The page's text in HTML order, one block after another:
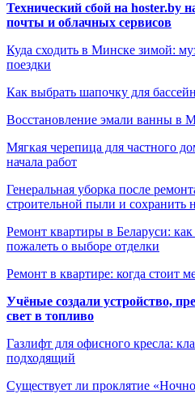
Технический сбой на hoster.by
почты и облачных сервисов
Куда сходить в Минске зимой:
поездки
Как выбрать шапочку для
Восстановление эмали ванны в
Мягкая черепица для частного
начала работ
Генеральная уборка после
строительной пыли и сохранить
Ремонт квартиры в Беларуси:
пожалеть о выборе отделки
Ремонт в квартире: когда стоит
Учёные создали устройство,
свет в топливо
Газлифт для офисного кресла:
подходящий
Существует ли проклятие